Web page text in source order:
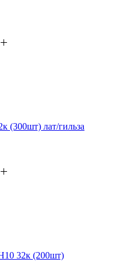
(300шт) лат/гильза
32к (200шт)